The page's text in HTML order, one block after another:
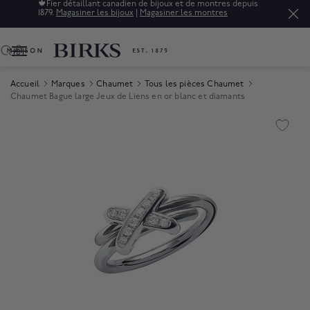
🍁 Fier détaillant canadien de bijoux et de montres depuis
1879. Magasiner les bijoux Magasiner les montres
0
Accueil Marques Chaumet
Tous les pièces Chaumet
Chaumet Bague large Jeux de Liens en or blanc et diamants